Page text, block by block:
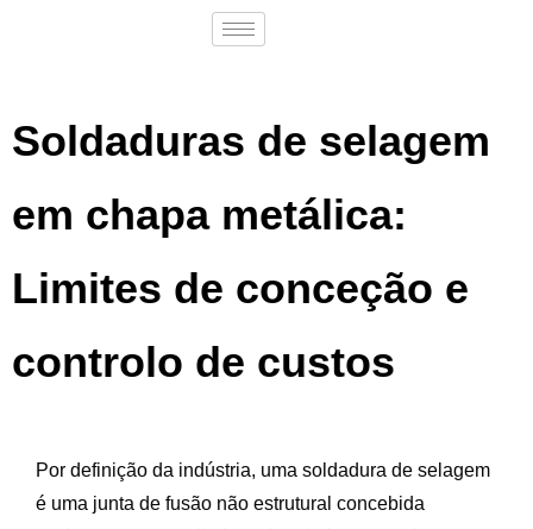
Soldaduras de selagem
em chapa metálica:
Limites de conceção e
controlo de custos
Por definição da indústria, uma soldadura de selagem
é uma junta de fusão não estrutural concebida